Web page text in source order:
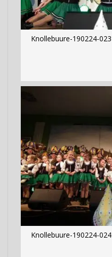
Knollebuure-190224-023
Knollebuure-190224-024